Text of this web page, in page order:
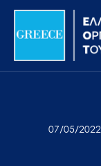
Σημείωση:
ιστότοπος
προσβασιμότητας.
Μετάβαση
περιεχόμενο
07/05/2022